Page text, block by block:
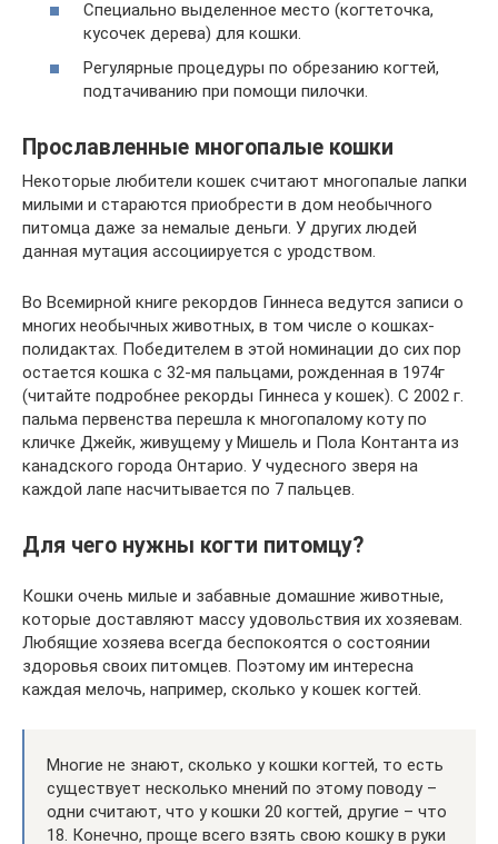
Специально выделенное место (когтеточка,
кусочек дерева) для кошки.
Регулярные процедуры по обрезанию когтей,
подтачиванию при помощи пилочки.
Прославленные многопалые кошки
Некоторые любители кошек считают многопалые лапки
милыми и стараются приобрести в дом необычного
питомца даже за немалые деньги. У других людей
данная мутация ассоциируется с уродством.
Во Всемирной книге рекордов Гиннеса ведутся записи о
многих необычных животных, в том числе о кошках-
полидактах. Победителем в этой номинации до сих пор
остается кошка с 32-мя пальцами, рожденная в 1974г
(читайте подробнее рекорды Гиннеса у кошек). С 2002 г.
пальма первенства перешла к многопалому коту по
кличке Джейк, живущему у Мишель и Пола Контанта из
канадского города Онтарио. У чудесного зверя на
каждой лапе насчитывается по 7 пальцев.
Для чего нужны когти питомцу?
Кошки очень милые и забавные домашние животные,
которые доставляют массу удовольствия их хозяевам.
Любящие хозяева всегда беспокоятся о состоянии
здоровья своих питомцев. Поэтому им интересна
каждая мелочь, например, сколько у кошек когтей.
Многие не знают, сколько у кошки когтей, то есть
существует несколько мнений по этому поводу –
одни считают, что у кошки 20 когтей, другие – что
18. Конечно, проще всего взять свою кошку в руки